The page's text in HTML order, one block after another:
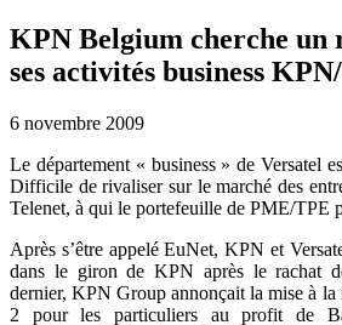
KPN Belgium cherche un
ses activités business
6 novembre 2009
Le département « business » de Versatel
Difficile de rivaliser sur le marché des
Telenet, à qui le portefeuille de PME/TPE
Après s’être appelé EuNet, KPN et
dans le giron de KPN après le rachat
dernier, KPN Group annonçait la mise à la
2 pour les particuliers au profit de